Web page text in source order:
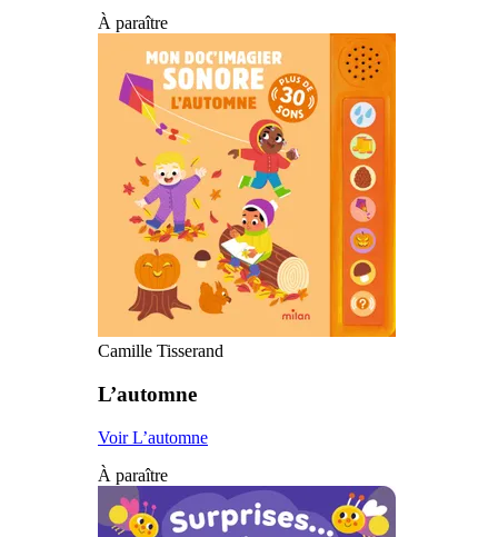
À paraître
Camille Tisserand
L’automne
Voir L’automne
À paraître